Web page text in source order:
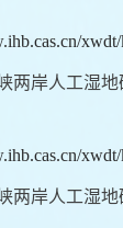
两岸人工湿
两岸人工湿